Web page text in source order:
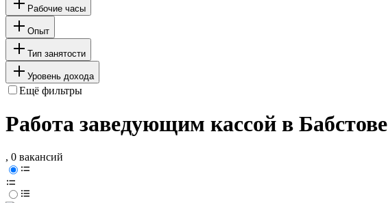
Рабочие часы
Опыт
Тип занятости
Уровень дохода
Ещё фильтры
Работа заведующим кассой в Бабстове
, 0 вакансий